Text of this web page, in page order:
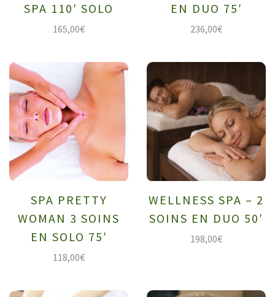
SPA 110′ SOLO
165,00€
EN DUO 75′
236,00€
SPA PRETTY
WOMAN 3 SOINS
EN SOLO 75′
118,00€
WELLNESS SPA – 2
SOINS EN DUO 50′
198,00€